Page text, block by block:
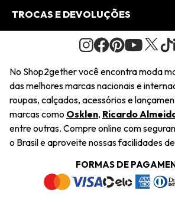
Journal
Saiu na Mídia
Sustentabilidade
Navegando
Termos e Condições
Regulamento e Promoções
Minha Conta
Pedido de Presente
Wishlist
TROCAS E DEVOLUÇÕES
Condições Gerais
Troca Fácil
Restituição de Pagamento
Dúvidas Frequentes
Termos e Condições
Política de Privacidade
No Shop2gether você encontra moda
das melhores marcas nacionais e
roupas, calçados, acessórios e
marcas como Osklen, Ricardo
entre outras. Compre online com
o Brasil e aproveite nossas facilidades
FORMAS DE